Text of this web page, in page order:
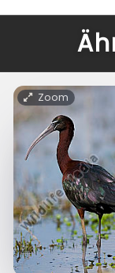
Zoom